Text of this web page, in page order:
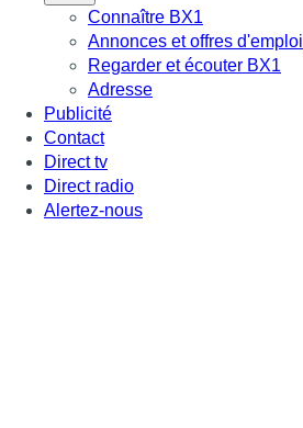
Connaître BX1
Annonces et offres d'emploi
Regarder et écouter BX1
Adresse
Publicité
Contact
Direct tv
Direct radio
Alertez-nous